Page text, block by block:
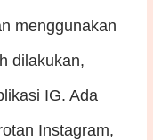
menggunakan
dilakukan,
IG. Ada
Instagram,